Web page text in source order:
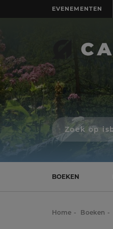
EVENEMENTEN
Zoek
op
isbn
schrijver,
naam
BOEKEN
Home Boeken